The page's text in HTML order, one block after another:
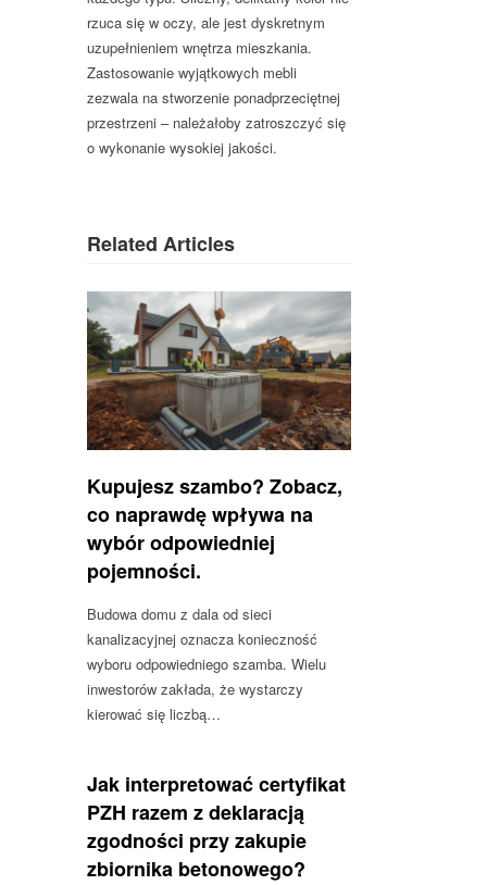
rzuca się w oczy, ale jest dyskretnym
uzupełnieniem wnętrza mieszkania.
Zastosowanie wyjątkowych mebli
zezwala na stworzenie ponadprzeciętnej
przestrzeni – należałoby zatroszczyć się
o wykonanie wysokiej jakości.
Related Articles
Kupujesz szambo? Zobacz,
co naprawdę wpływa na
wybór odpowiedniej
pojemności.
Budowa domu z dala od sieci
kanalizacyjnej oznacza konieczność
wyboru odpowiedniego szamba. Wielu
inwestorów zakłada, że wystarczy
kierować się liczbą…
Jak interpretować certyfikat
PZH razem z deklaracją
zgodności przy zakupie
zbiornika betonowego?